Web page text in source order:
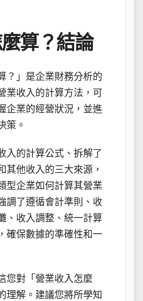
算？結論
？」是企業財務分析的
業收入的計算方法，可
企業的經營狀況，並進
策。
入的計算公式、拆解了
其他收入的三大來源，
型企業如何計算其營業
調了遵循會計準則、收
、收入調整、統一計算
確保數據的準確性和一
您對「營業收入怎麼
理解。建議您將所學知